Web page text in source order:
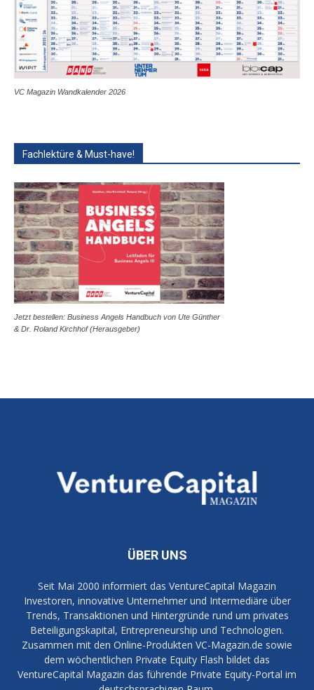
VC Magazin Wandkalender 2026
Fachlektüre & Must-have!
Jetzt bestellen: Business Angels Handbuch von Ute Günther
& Dr. Roland Kirchhof (Herausgeber)
ÜBER UNS
Seit Mai 2000 informiert das VentureCapital Magazin
Investoren, innovative Unternehmer und Intermediäre über
Trends, Transaktionen und Hintergründe rund um privates
Beteiligungskapital, Entrepreneurship und Technologien.
Zusammen mit den Online-Produkten VC-Magazin.de sowie
dem wöchentlichen Private Equity Flash bildet das
VentureCapital Magazin das führende Private Equity-Portal im